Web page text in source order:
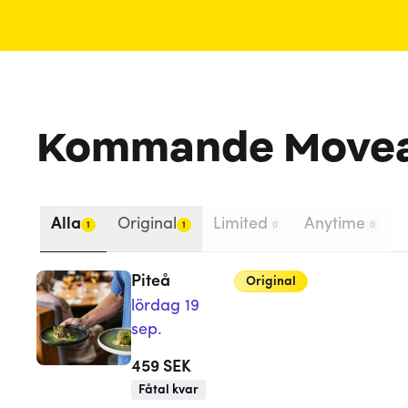
Kommande
Alla 1 Original 1 Limited 0 Anytime 0
Piteå
lördag 19
sep.
Original
459 SEK
Fåtal kvar